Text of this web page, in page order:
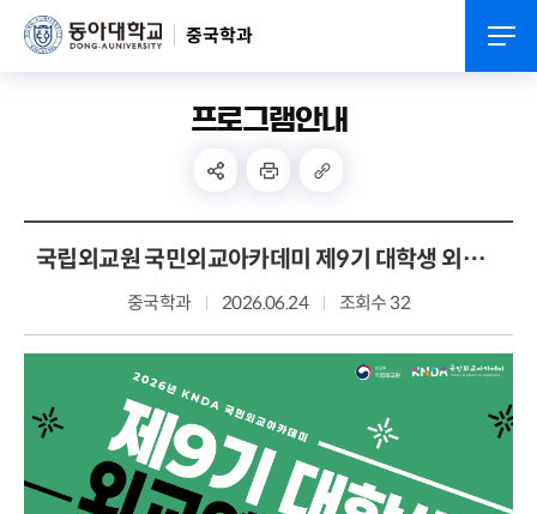
중국학과
프로그램안내
국립외교원 국민외교아카데미 제9기 대학생 외교연수과정 참가자 모집 안내
중국학과 2026.06.24 조회수 32